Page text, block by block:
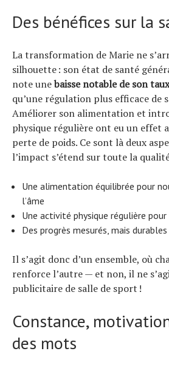
Des bénéfices sur la
La transformation de Marie ne
silhouette : son état de santé
note unebaisse notable de son
qu’une régulation plus efficace de
Améliorer son alimentation et
physique régulière ont eu un effet
perte de poids. Ce sont là deux
l’impact s’étend sur toute la
Une alimentation équilibrée pour
l’âme
Une activité physique régulière
Des progrès mesurés, mais durables
Il s’agit donc d’un ensemble, où
renforce l’autre — et non, il ne
publicitaire de salle de sport !
Constance,
des mots